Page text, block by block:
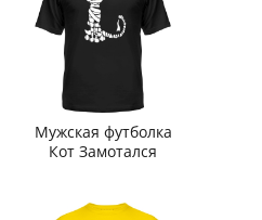
Мужская футболка
Кот Замотался